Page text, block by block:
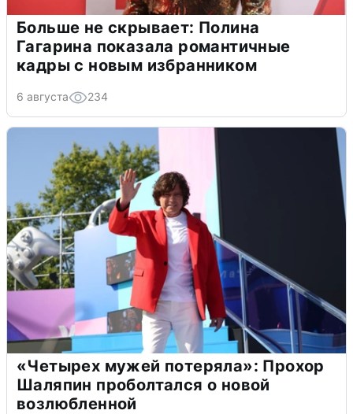
Больше не скрывает: Полина
Гагарина показала романтичные
кадры с новым избранником
6 августа 234
«Четырех мужей потеряла»: Прохор
Шаляпин проболтался о новой
возлюбленной